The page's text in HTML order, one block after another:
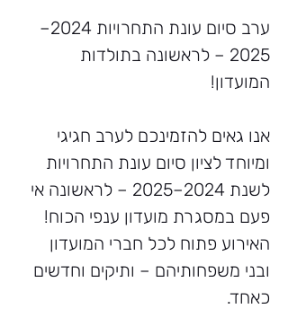
ערב סיום עונת התחרויות 2024–
2025 – לראשונה בתולדות
המועדון!
אנו גאים להזמינכם לערב חגיגי
ומיוחד לציון סיום עונת התחרויות
לשנת 2024–2025 – לראשונה אי
פעם במסגרת מועדון ענפי הכוח!
האירוע פתוח לכל חברי המועדון
ובני משפחותיהם – ותיקים וחדשים
כאחד.